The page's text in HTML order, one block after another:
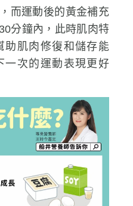
式運動課程，培養每
而運動後的黃金補充
分鐘內，此時肌肉特
助肌肉修復和儲存能
次的運動表現更好